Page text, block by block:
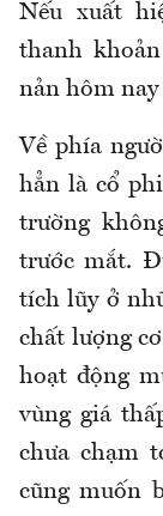
Nếu xuất
thanh
nản hôm nay
Về phía
hẳn là cổ
trường
trước mắt.
tích lũy ở
chất lượng
hoạt động
vùng giá
chưa chạm
cũng muốn